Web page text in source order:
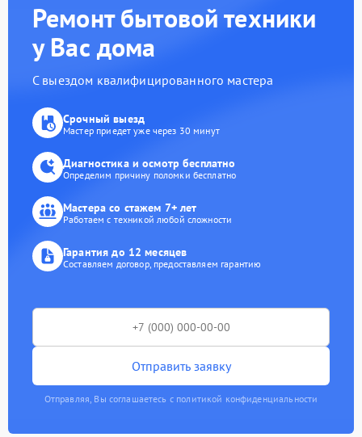
Ремонт бытовой техники
у Вас дома
С выездом квалифицированного мастера
Срочный выезд
Мастер приедет уже через 30 минут
Диагностика и осмотр бесплатно
Определим причину поломки бесплатно
Мастера со стажем 7+ лет
Работаем с техникой любой сложности
Гарантия до 12 месяцев
Составляем договор, предоставляем гарантию
Отправить заявку
Отправляя, Вы соглашаетесь с политикой конфиденциальности